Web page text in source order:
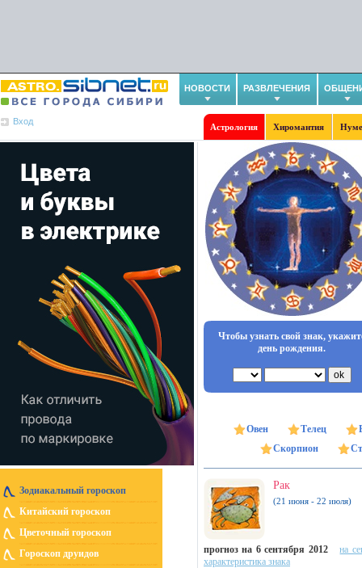
НОВОСТИ РАЗВЛЕЧЕНИЯ
Вход
Астрология Хиромантия
Зодиакальный гороскоп
Китайский гороскоп
Цветочный гороскоп
Гороскоп друидов
Чтобы узнать свой знак,
день рождения.
Овен Телец
Скорпион
Рак
(21 июня - 22 июля)
прогноз на 6 сентября 2012
на
характеристика знака